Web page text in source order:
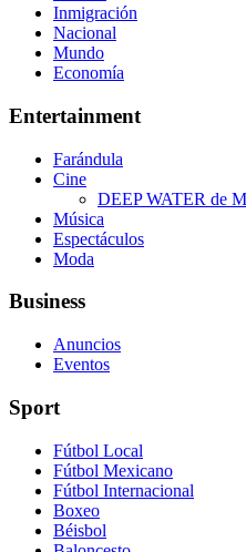
Inmigración
Nacional
Mundo
Economía
Entertainment
Farándula
Cine
DEEP WATER de
Música
Espectáculos
Moda
Business
Anuncios
Eventos
Sport
Fútbol Local
Fútbol Mexicano
Fútbol Internacional
Boxeo
Béisbol